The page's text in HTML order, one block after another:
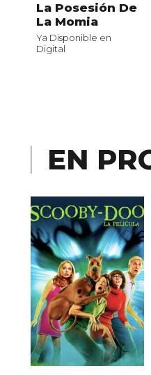
La Posesión De
La Momia
Ya Disponible en
Digital
EN